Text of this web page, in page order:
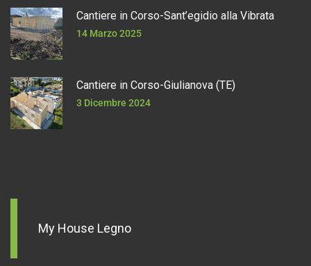
Cantiere in Corso-Sant’egidio alla Vibrata
14 Marzo 2025
Cantiere in Corso-Giulianova (TE)
3 Dicembre 2024
My House Legno